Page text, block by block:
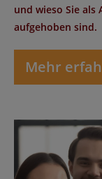
und wieso Sie als
aufgehoben sind.
Mehr